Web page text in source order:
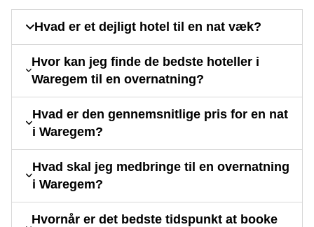
Hvad er et dejligt hotel til en nat væk?
Hvor kan jeg finde de bedste hoteller i
Waregem til en overnatning?
Hvad er den gennemsnitlige pris for en nat
i Waregem?
Hvad skal jeg medbringe til en overnatning
i Waregem?
Hvornår er det bedste tidspunkt at booke